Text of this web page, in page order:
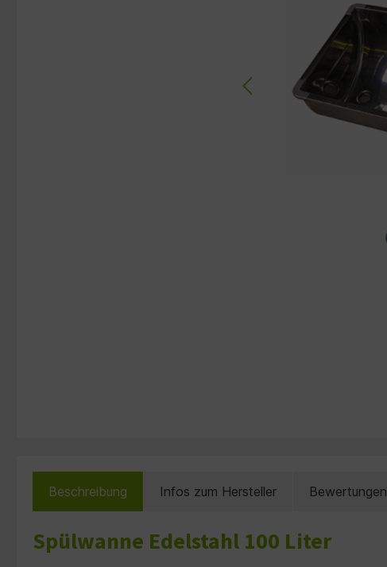
Beschreibung Infos zum Hersteller Bewertungen
Spülwanne Edelstahl 100 Liter